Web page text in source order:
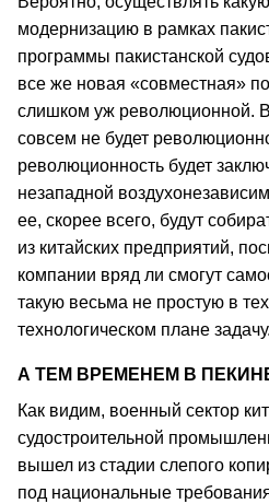
модернизацию в рамках
программы пакистанской
все же новая «совместная»
слишком уж революционной.
совсем не будет
революционность будет
незападной
ее, скорее всего, будут
из китайских предприятий,
компании вряд ли смогут
такую весьма не простую в
технологическом плане задачу.
А ТЕМ ВРЕМЕНЕМ В
Как видим, военный сектор
судостроительной
вышел из стадии слепого
под национальные